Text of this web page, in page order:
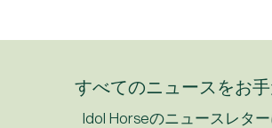
すべてのニュースをお手
Idol Horseのニュースレタ